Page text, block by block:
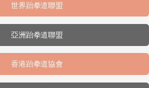
世界跆拳道聯盟
亞洲跆拳道聯盟
香港跆拳道協會